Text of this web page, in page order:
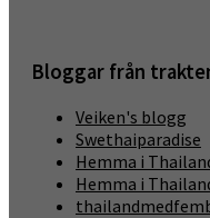
Bloggar från
Veiken's blogg
Swethaiparadise
Hemma i
Hemma i